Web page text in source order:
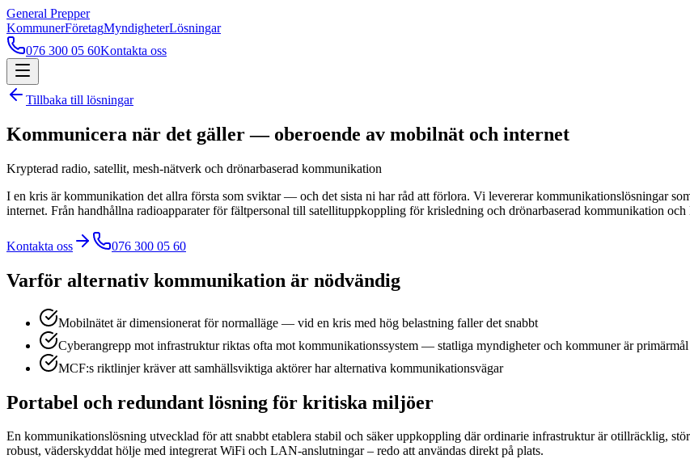
General Prepper
KommunerFöretagMyndigheterLösningar
076 300 05 60Kontakta oss
Tillbaka till lösningar
Kommunicera när det gäller — oberoende av mobilnät och internet
Krypterad radio, satellit, mesh-nätverk och drönarbaserad kommunikation
I en kris är kommunikation det allra första som sviktar — och det sista ni har råd att förlora. Vi levererar kommunikationslösningar
internet. Från handhållna radioapparater för fältpersonal till satellituppkoppling för krisledning och drönarbaserad kommunikation och
Kontakta oss 076 300 05 60
Varför alternativ kommunikation är nödvändig
Mobilnätet är dimensionerat för normalläge — vid en kris med hög belastning faller det snabbt
Cyberangrepp mot infrastruktur riktas ofta mot kommunikationssystem — statliga myndigheter och kommuner är primärmål
MCF:s riktlinjer kräver att samhällsviktiga aktörer har alternativa kommunikationsvägar
Portabel och redundant lösning för kritiska miljöer
En kommunikationslösning utvecklad för att snabbt etablera stabil och säker uppkoppling där ordinarie infrastruktur är otillräcklig,
robust, väderskyddat hölje med integrerat WiFi och LAN-anslutningar – redo att användas direkt på plats.